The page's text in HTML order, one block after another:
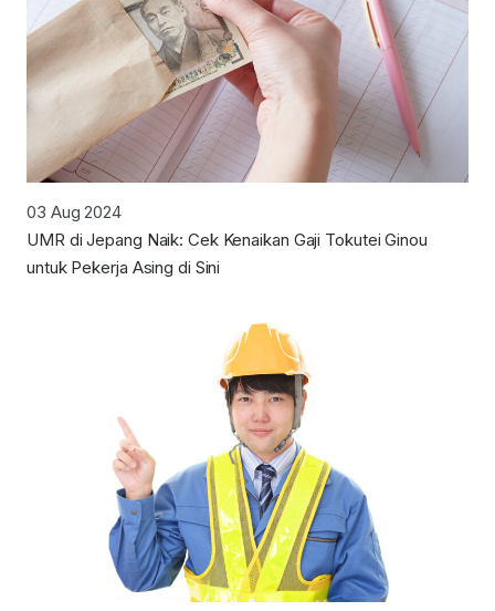
03 Aug 2024
UMR di Jepang Naik: Cek Kenaikan Gaji Tokutei Ginou
untuk Pekerja Asing di Sini